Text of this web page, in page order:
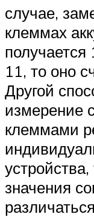
случае,
клеммах
11, то оно
Другой
измерение
клеммами
значения